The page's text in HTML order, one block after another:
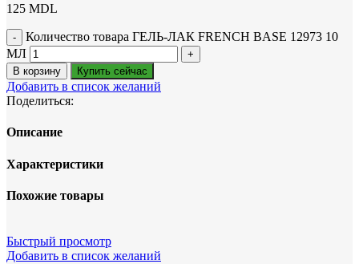
125 MDL
Количество товара ГЕЛЬ-ЛАК FRENCH BASE 12973 10
МЛ
В корзину Купить сейчас
Добавить в список желаний
Поделиться:
Описание
Характеристики
Похожие товары
Быстрый просмотр
Добавить в список желаний